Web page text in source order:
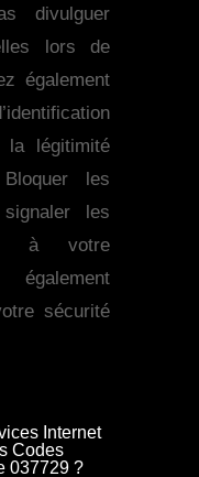
divulguer
lors de
également
la légitimité
les
les
à votre
sécurité
Internet
Codes
037729 ?